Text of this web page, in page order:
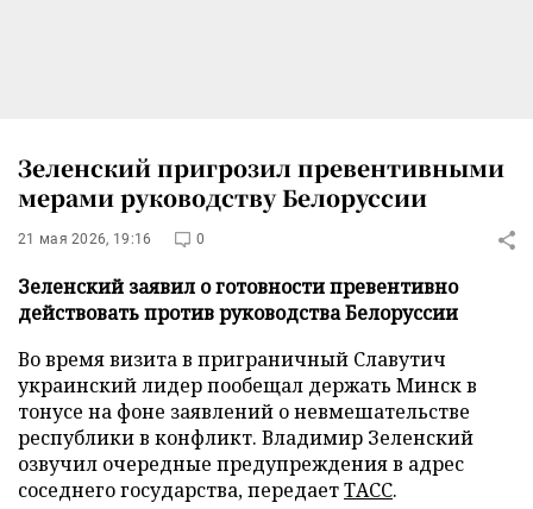
Зеленский пригрозил превентивными
мерами руководству Белоруссии
21 мая 2026, 19:16 0
Зеленский заявил о готовности превентивно
действовать против руководства Белоруссии
Во время визита в приграничный Славутич
украинский лидер пообещал держать Минск в
тонусе на фоне заявлений о невмешательстве
республики в конфликт. Владимир Зеленский
озвучил очередные предупреждения в адрес
соседнего государства, передаетТАСС.